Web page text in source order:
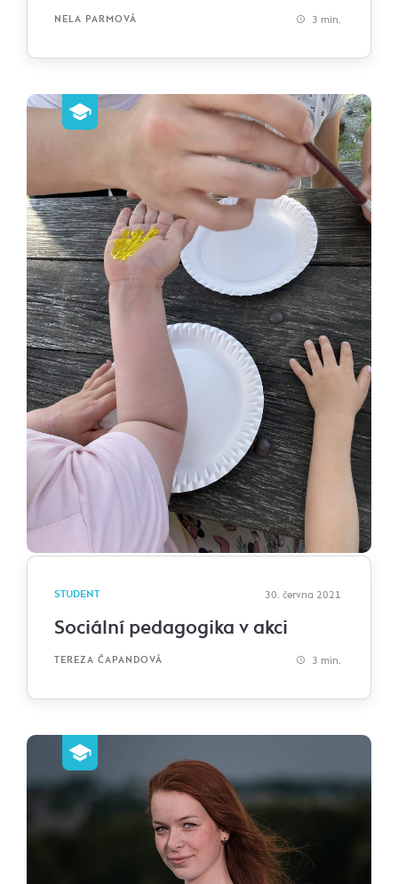
NELA PARMOVÁ 3 min.
STUDENT 30. června 2021
Sociální pedagogika v akci
TEREZA ČAPANDOVÁ 3 min.